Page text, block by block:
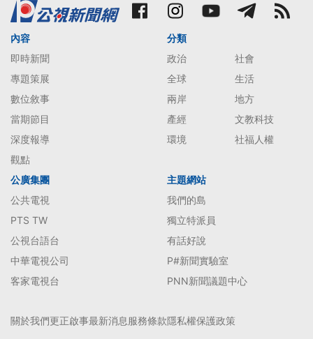
內容
即時新聞
專題策展
數位敘事
當期節目
深度報導
觀點
分類
政治
社會
全球
生活
兩岸
地方
產經
文教科技
環境
社福人權
公廣集團
公共電視
PTS TW
公視台語台
中華電視公司
客家電視台
主題網站
我們的島
獨立特派員
有話好說
P#新聞實驗室
PNN新聞議題中心
關於我們更正啟事最新消息服務條款隱私權保護政策